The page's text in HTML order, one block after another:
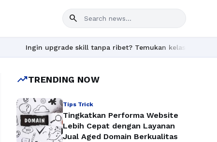
search
Ingin upgrade skill tanpa ribet? Temukan kelas seru dan
trending_upTRENDING NOW
Tips Trick
Tingkatkan Performa Website
Lebih Cepat dengan Layanan
Jual Aged Domain Berkualitas